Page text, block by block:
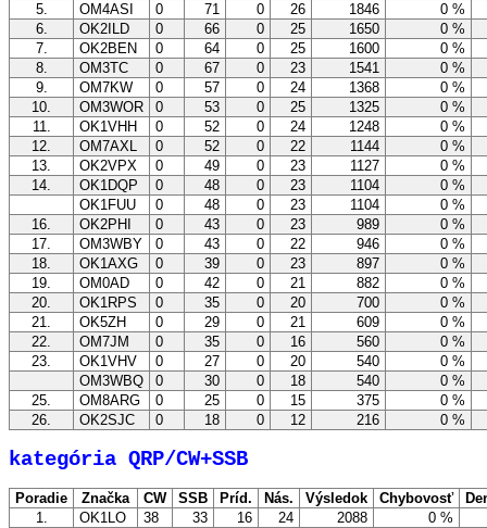
5.
OM4ASI 0 71 0 26 1846
0 %
6.
OK2ILD 0 66 0 25 1650
0 %
7.
OK2BEN 0 64 0 25 1600
0 %
8.
OM3TC 0 67 0 23 1541
0 %
9.
OM7KW 0 57 0 24 1368
0 %
10.
OM3WOR 0 53 0 25 1325
0 %
11.
OK1VHH 0 52 0 24 1248
0 %
12.
OM7AXL 0 52 0 22 1144
0 %
13.
OK2VPX 0 49 0 23 1127
0 %
14.
OK1DQP 0 48 0 23 1104
0 %
OK1FUU
0 48 0 23 1104
0 %
16.
OK2PHI 0 43 0 23 989
0 %
17.
OM3WBY 0 43 0 22 946
0 %
18.
OK1AXG 0 39 0 23 897
0 %
19.
OM0AD 0 42 0 21 882
0 %
20.
OK1RPS 0 35 0 20 700
0 %
21.
OK5ZH 0 29 0 21 609
0 %
22.
OM7JM 0 35 0 16 560
0 %
23.
OK1VHV 0 27 0 20 540
0 %
OM3WBQ
0 30 0 18 540
0 %
25.
OM8ARG 0 25 0 15 375
0 %
26.
OK2SJC 0 18 0 12 216 0 %
kategória QRP/CW+SSB
Poradie Značka CW SSB Príd. Nás. Výsledok Chybovosť
1.
OK1LO 38 33 16 24 2088
0 %